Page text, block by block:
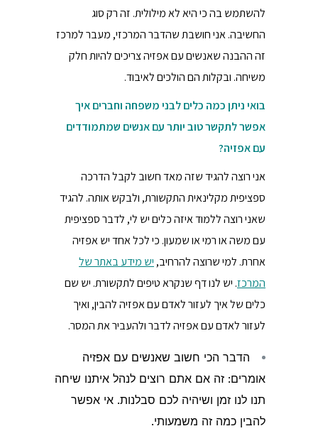
להשתמש בה כי היא לא מילולית. זה רק סוג
החשיבה. אני חושבת שהדבר המרכזי, מעבר למרכז
זה ההבנה שאנשים עם אפזיה צריכים להיות חלק
משיחה. ובקלות הם הולכים לאיבוד.
בואי ניתן כמה כלים לבני משפחה וחברים איך
אפשר לתקשר טוב יותר עם אנשים שמתמודדים
עם אפזיה?
אני רוצה להגיד שזה מאד חשוב לקבל הדרכה
ספציפית מקלינאית התקשורת, ולבקש אותה. להגיד
שאני רוצה ללמוד איזה כלים יש לי, לדבר ספציפית
עם משה או רמי או שמעון. כי לכל אחד יש אפזיה
אחרת. למי שרוצה להרחיב, יש מידע באתר של
המרכז. יש לנו דף שנקרא טיפים לתקשורת. יש שם
כלים של איך לעזור לאדם עם אפזיה להבין, ואיך
לעזור לאדם עם אפזיה לדבר ולהעביר את המסר.
הדבר הכי חשוב שאנשים עם אפזיה
אומרים: זה אם אתם רוצים לנהל איתנו שיחה
תנו לנו זמן ושיהיה לכם סבלנות. אי אפשר
להבין כמה זה משמעותי.